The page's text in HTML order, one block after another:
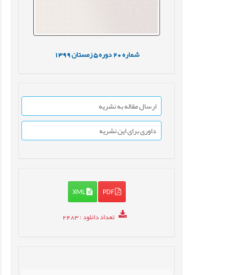
شماره دوره5 زمستان1399
ارسال مقاله به نشریه
داوری برای این نشریه
PDF
XML
تعداد دانلود: 2483